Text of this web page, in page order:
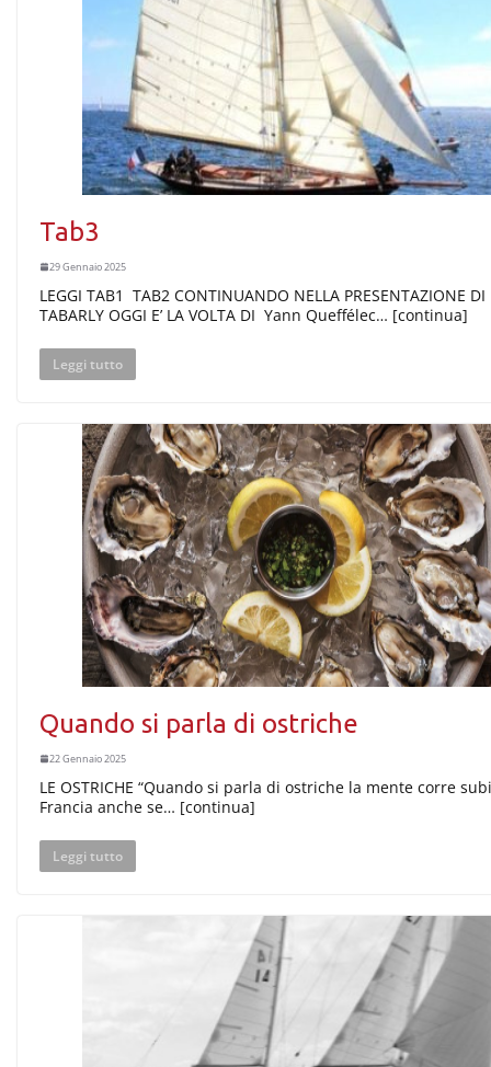
Tab3
29 Gennaio 2025
LEGGI TAB1 TAB2 CONTINUANDO NELLA PRESENTAZIONE DI
TABARLY OGGI E’ LA VOLTA DI Yann Queffélec… [continua]
Leggi tutto
Quando si parla di ostriche
22 Gennaio 2025
LE OSTRICHE “Quando si parla di ostriche la mente corre
Francia anche se… [continua]
Leggi tutto